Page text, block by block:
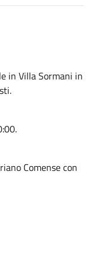
in Villa Sormani in
Comense con